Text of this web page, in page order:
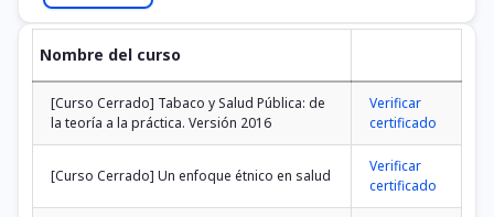
Nombre del curso
[Curso Cerrado] Tabaco y Salud Pública: de
la teoría a la práctica. Versión 2016
Verificar
certificado
[Curso Cerrado] Un enfoque étnico en salud
Verificar
certificado